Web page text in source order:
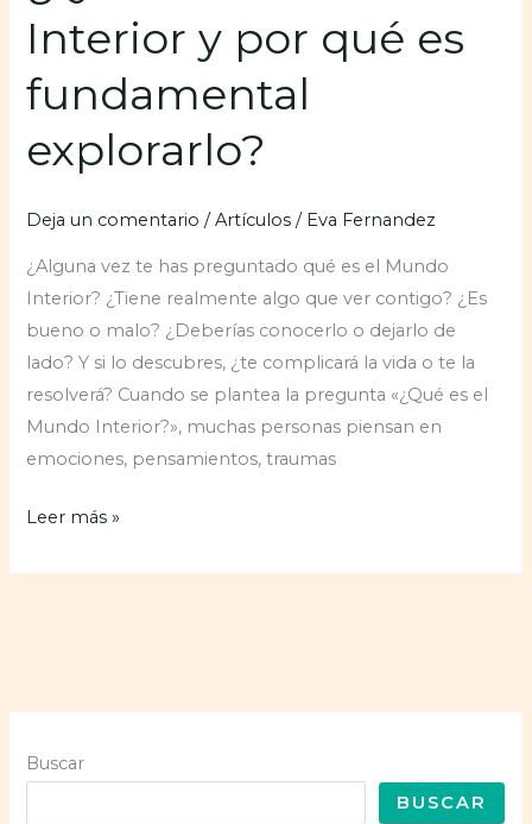
Interior y por qué es
fundamental
explorarlo?
Deja un comentario /Artículos / Eva Fernandez
¿Alguna vez te has preguntado qué es el Mundo
Interior? ¿Tiene realmente algo que ver contigo? ¿Es
bueno o malo? ¿Deberías conocerlo o dejarlo de
lado? Y si lo descubres, ¿te complicará la vida o te la
resolverá? Cuando se plantea la pregunta «¿Qué es el
Mundo Interior?», muchas personas piensan en
emociones, pensamientos, traumas
Leer más »
Buscar
BUSCAR